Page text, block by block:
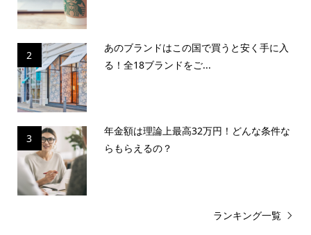
2
あのブランドはこの国で買うと安く手に入
る！全18ブランドをご...
3
年金額は理論上最高32万円！どんな条件な
らもらえるの？
ランキング一覧